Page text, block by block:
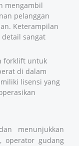
mengambil
pelanggan
Keterampilan
sangat
forklift untuk
di dalam
lisensi yang
menunjukkan
operator gudang